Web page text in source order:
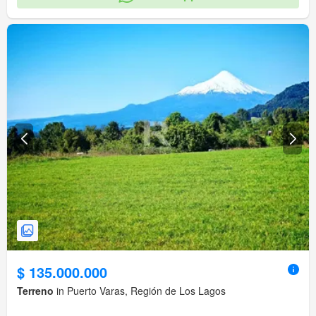
$ 135.000.000
Terreno in Puerto Varas, Región de Los Lagos